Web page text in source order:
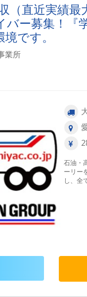
直近実績最
ー募集！『
です。
業所
石油・
ーリー
し、全